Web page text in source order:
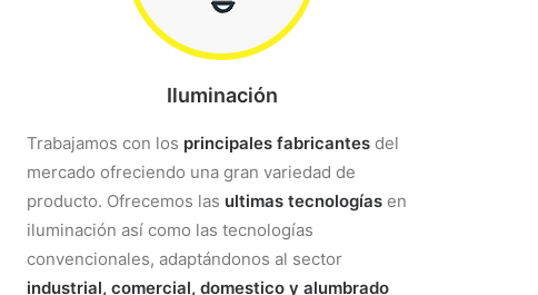
Iluminación
Trabajamos con los principales fabricantes del
mercado ofreciendo una gran variedad de
producto. Ofrecemos las ultimas tecnologías en
iluminación así como las tecnologías
convencionales, adaptándonos al sector
industrial, comercial, domestico y alumbrado